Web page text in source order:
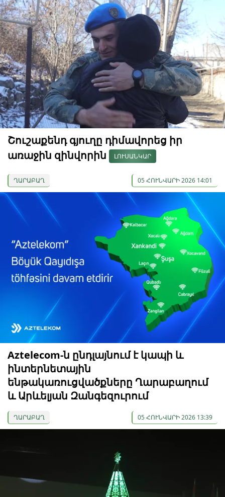
Շուշաքենդ գյուղը դիմավորեց իր
առաջին զինվորին
ԼՈՒՍԱՆԿԱՐ
ՂԱՐԱԲԱՂ 05 ՀՈՒՆՎԱՐԻ 2026 14:01
Aztelecom-ն ընդլայնում է կապի և
ինտերնետային
ենթակառուցվածքները Ղարաբաղում
և Արևելյան Զանգեզուրում
ՂԱՐԱԲԱՂ 05 ՀՈՒՆՎԱՐԻ 2026 13:39